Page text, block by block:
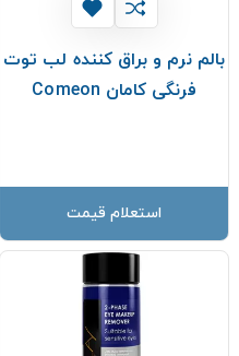
بالم نرم و براق کننده لب توت
فرنگی کامان Comeon
استعلام قیمت